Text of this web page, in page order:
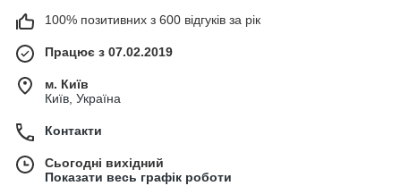
100% позитивних з 600 відгуків за рік
Працює з 07.02.2019
м. Київ
Київ, Україна
Контакти
Сьогодні вихідний
Показати весь графік роботи